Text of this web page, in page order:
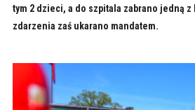
tym 2 dzieci, a do szpitala zabrano jedną
zdarzenia zaś ukarano mandatem.